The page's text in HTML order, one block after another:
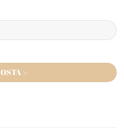
OSTA >